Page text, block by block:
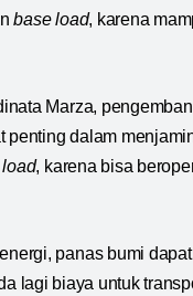
base load, karena
Marza,
dalam
, karena bisa
panas bumi
lagi biaya untuk